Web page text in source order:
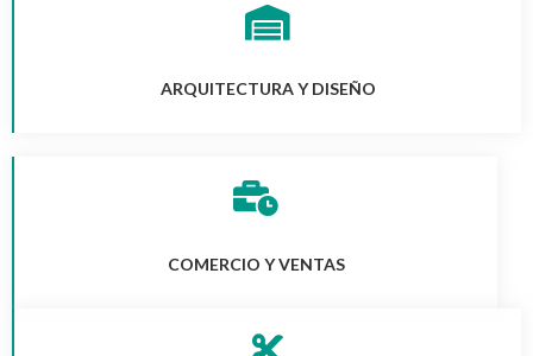
ARQUITECTURA Y DISEÑO
COMERCIO Y VENTAS